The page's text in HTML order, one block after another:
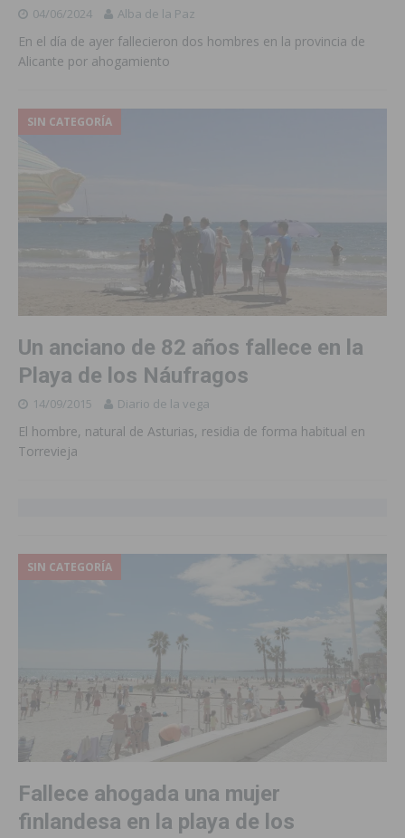
04/06/2024 Alba de la Paz
En el día de ayer fallecieron dos hombres en la provincia de
Alicante por ahogamiento
SIN CATEGORÍA
Un anciano de 82 años fallece en la
Playa de los Náufragos
14/09/2015 Diario de la vega
El hombre, natural de Asturias, residia de forma habitual en
Torrevieja
SIN CATEGORÍA
Fallece ahogada una mujer
finlandesa en la playa de los